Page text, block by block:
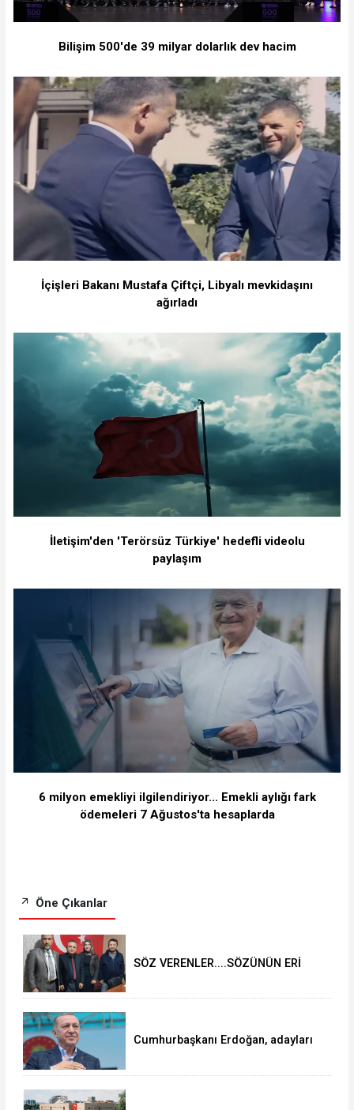
Bilişim 500'de 39 milyar dolarlık dev hacim
İçişleri Bakanı Mustafa Çiftçi, Libyalı mevkidaşını
ağırladı
İletişim'den 'Terörsüz Türkiye' hedefli videolu
paylaşım
6 milyon emekliyi ilgilendiriyor... Emekli aylığı fark
ödemeleri 7 Ağustos'ta hesaplarda
Öne Çıkanlar
SÖZ VERENLER....SÖZÜNÜN ERİ
Cumhurbaşkanı Erdoğan, adayları